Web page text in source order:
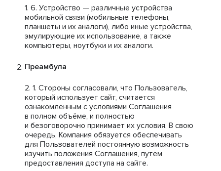
Устройство — различные устройства
мобильной связи (мобильные телефоны,
планшеты и их аналоги), либо иные устройства,
эмулирующие их использование, а также
компьютеры, ноутбуки и их аналоги.
Преамбула
Стороны согласовали, что Пользователь,
который использует сайт, считается
ознакомленным с условиями Соглашения
в полном объёме, и полностью
и безоговорочно принимает их условия. В свою
очередь, Компания обязуется обеспечивать
для Пользователей постоянную возможность
изучить положения Соглашения, путём
предоставления доступа на сайте.